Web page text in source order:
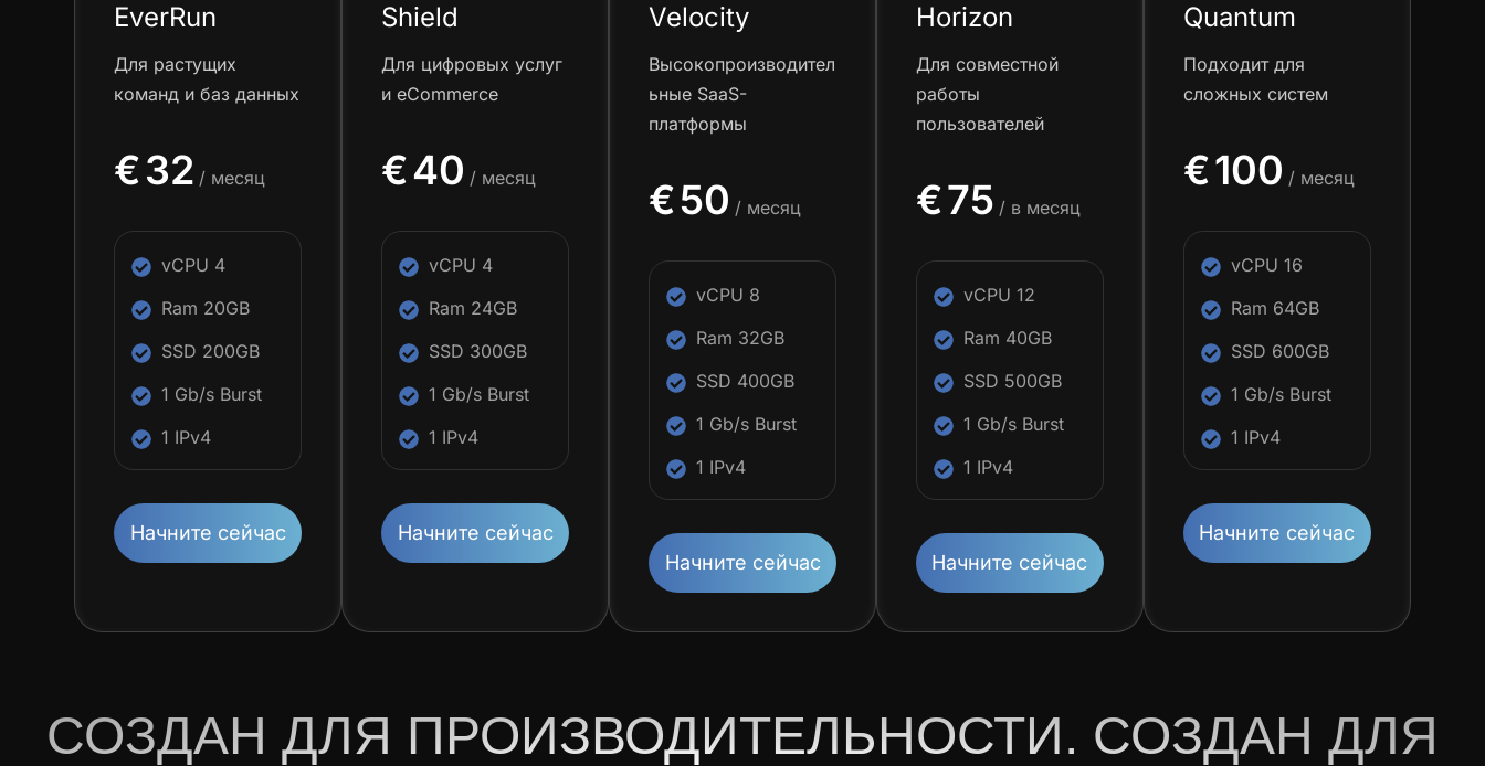
EverRun
Для растущих
команд и баз данных
€32 / месяц
vCPU 4
Ram 20GB
SSD 200GB
1 Gb/s Burst
1 IPv4
Начните сейчас
Shield
Для цифровых услуг
и eCommerce
€40 / месяц
vCPU 4
Ram 24GB
SSD 300GB
1 Gb/s Burst
1 IPv4
Начните сейчас
Velocity
Высокопроизводител
ьные SaaS-
платформы
€50 / месяц
vCPU 8
Ram 32GB
SSD 400GB
1 Gb/s Burst
1 IPv4
Начните сейчас
Horizon
Для совместной
работы
пользователей
€75 / в месяц
vCPU 12
Ram 40GB
SSD 500GB
1 Gb/s Burst
1 IPv4
Начните сейчас
Quantum
Подходит для
сложных систем
€100 / месяц
vCPU 16
Ram 64GB
SSD 600GB
1 Gb/s Burst
1 IPv4
Начните сейчас
СОЗДАН ДЛЯ ПРОИЗВОДИТЕЛЬНОСТИ. СОЗДАН ДЛЯ